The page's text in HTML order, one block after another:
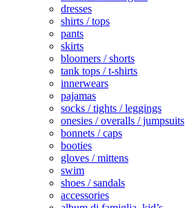
dresses
shirts / tops
pants
skirts
bloomers / shorts
tank tops / t-shirts
innerwears
pajamas
socks / tights / leggings
onesies / overalls / jumpsuits
bonnets / caps
booties
gloves / mittens
swim
shoes / sandals
accessories